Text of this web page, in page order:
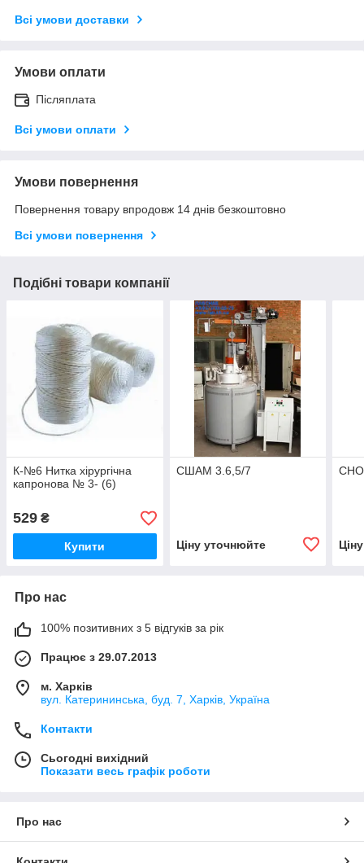
Всі умови доставки
Умови оплати
Післяплата
Всі умови оплати
Умови повернення
Повернення товару впродовж 14 днів безкоштовно
Всі умови повернення
Подібні товари компанії
К-№6 Нитка хірургічна
капронова № 3- (6)
529 ₴
Купити
СШАМ 3.6,5/7
Ціну уточнюйте
СНО
Про нас
100% позитивних з 5 відгуків за рік
Працює з 29.07.2013
м. Харків
вул. Катерининська, буд. 7, Харків, Україна
Контакти
Сьогодні вихідний
Показати весь графік роботи
Про нас